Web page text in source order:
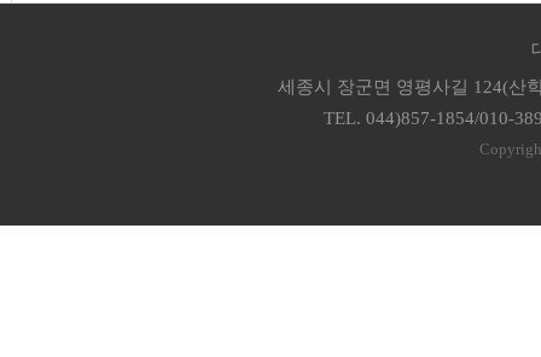
세종시 장군면 영평사길 124(산
TEL. 044)857-1854/010-